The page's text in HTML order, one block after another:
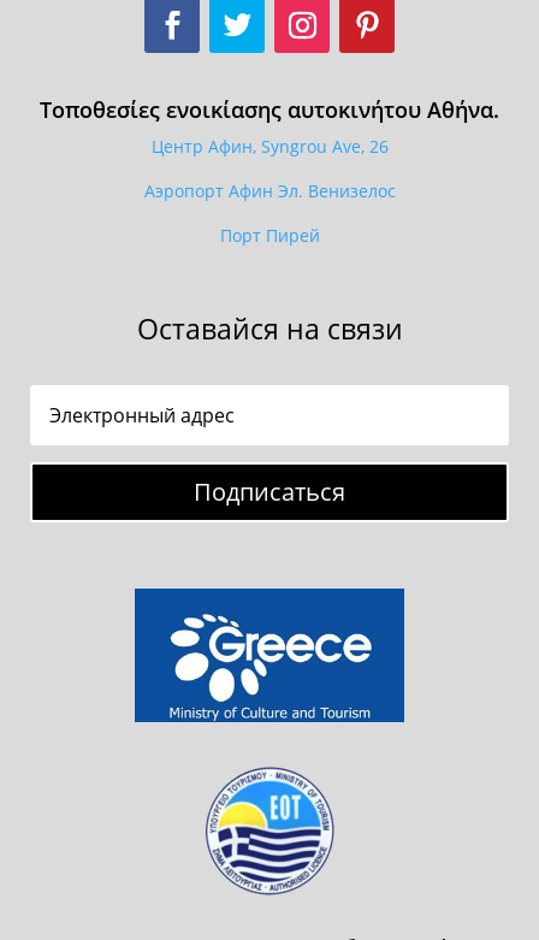
Τοποθεσίες ενοικίασης αυτοκινήτου Αθήνα.
Центр Афин, Syngrou Ave, 26
Аэропорт Афин Эл. Венизелос
Порт Пирей
Оставайся на связи
Подписаться